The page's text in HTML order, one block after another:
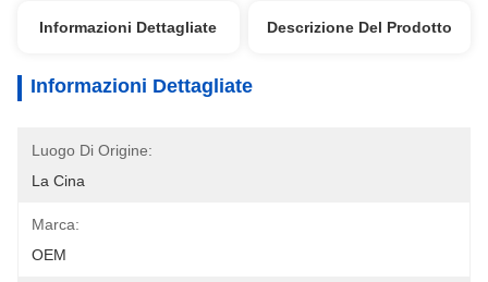
Informazioni Dettagliate Descrizione Del Prodotto
Informazioni Dettagliate
Luogo Di Origine:
La Cina
Marca:
OEM